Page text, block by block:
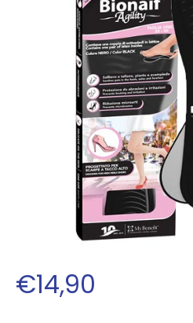
€14,90